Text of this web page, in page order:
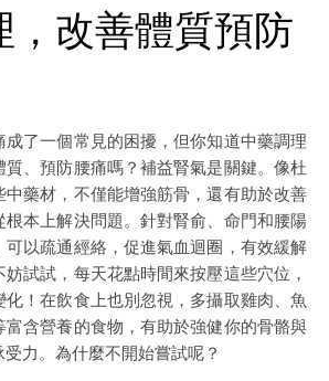
，改善體質預防
了一個常見的困擾，但你知道中藥調理
、預防腰痛嗎？補益腎氣是關鍵。像杜
藥材，不僅能增強筋骨，還有助於改善
根本上解決問題。針對腎俞、命門和腰陽
以疏通經絡，促進氣血迴圈，有效緩解
試試，每天花點時間來按壓這些穴位，
！在飲食上也別忽視，多攝取雞肉、魚
含營養的食物，有助於強健你的骨骼與
力。為什麼不開始嘗試呢？